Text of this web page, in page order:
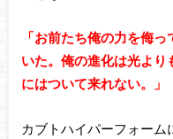
「お前たち俺の力を侮
いた。俺の進化は光よ
にはついて来れない。」
カブトハイパーフォー